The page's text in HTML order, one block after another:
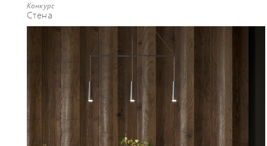
Конкурс
Стена